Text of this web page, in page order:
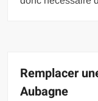
Remplacer
Aubagne